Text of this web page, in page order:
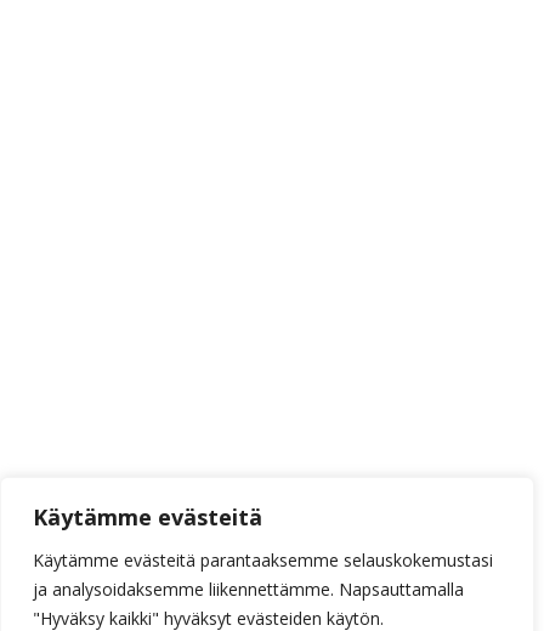
Käytämme evästeitä
Käytämme evästeitä parantaaksemme selauskokemustasi
ja analysoidaksemme liikennettämme. Napsauttamalla
"Hyväksy kaikki" hyväksyt evästeiden käytön.